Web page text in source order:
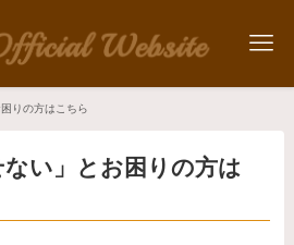
りの方はこちら
ない」とお困りの方は